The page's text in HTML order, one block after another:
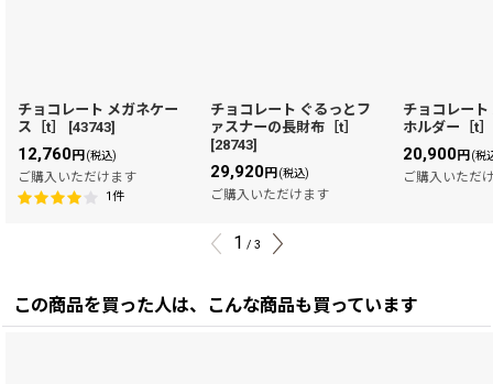
チョコレート メガネケー
ス［t］
[43743]
12,760円(税込)
ご購入いただけます
1件
チョコレート ぐるっとフ
ァスナーの長財布［t］
[28743]
29,920円(税込)
ご購入いただけます
チョコレー
ホルダー［t］
20,900円(税
ご購入いただ
1 / 3
この商品を買った人は、こんな商品も買っています